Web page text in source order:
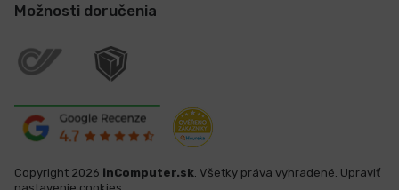
Možnosti doručenia
Copyright 2026 inComputer.sk. Všetky práva vyhradené. Upraviť